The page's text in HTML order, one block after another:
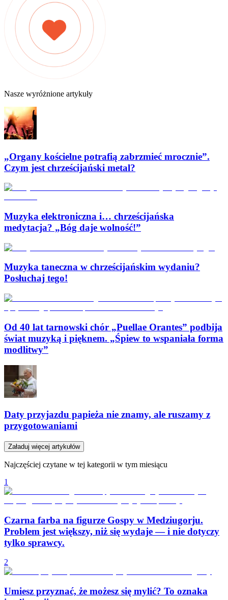
Nasze wyróżnione artykuły
„Organy kościelne potrafią zabrzmieć mrocznie”.
Czym jest chrześcijański metal?
Muzyka elektroniczna i… chrześcijańska
medytacja? „Bóg daje wolność!”
Muzyka taneczna w chrześcijańskim wydaniu?
Posłuchaj tego!
Od 40 lat tarnowski chór „Puellae Orantes” podbija
świat muzyką i pięknem. „Śpiew to wspaniała forma
modlitwy”
Daty przyjazdu papieża nie znamy, ale ruszamy z
przygotowaniami
Załaduj więcej artykułów
Najczęściej czytane w tej kategorii w tym miesiącu
1
Czarna farba na figurze Gospy w Medziugorju.
Problem jest większy, niż się wydaje — i nie dotyczy
tylko sprawcy.
2
Umiesz przyznać, że możesz się mylić? To oznaka